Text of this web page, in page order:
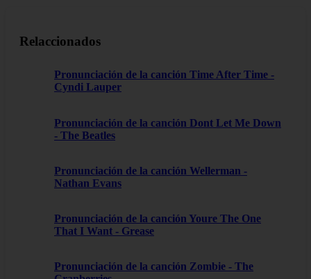
Relaccionados
Pronunciación de la canción Time After Time -
Cyndi Lauper
Pronunciación de la canción Dont Let Me Down
- The Beatles
Pronunciación de la canción Wellerman -
Nathan Evans
Pronunciación de la canción Youre The One
That I Want - Grease
Pronunciación de la canción Zombie - The